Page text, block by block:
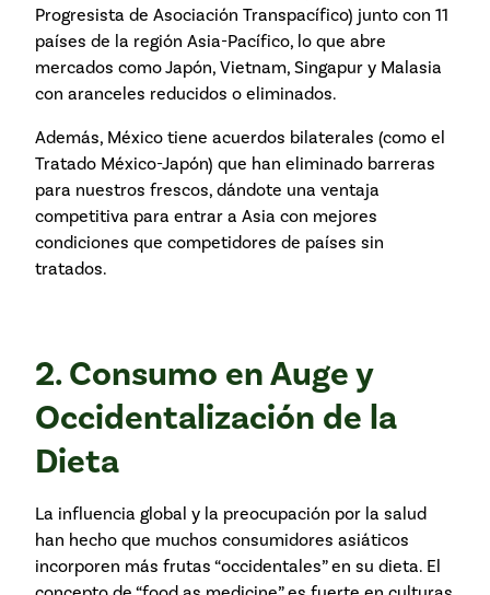
Progresista de Asociación Transpacífico) junto con 11
países de la región Asia-Pacífico, lo que abre
mercados como Japón, Vietnam, Singapur y Malasia
con aranceles reducidos o eliminados.
Además, México tiene acuerdos bilaterales (como el
Tratado México-Japón) que han eliminado barreras
para nuestros frescos, dándote una ventaja
competitiva para entrar a Asia con mejores
condiciones que competidores de países sin
tratados.
2. Consumo en Auge y
Occidentalización de la
Dieta
La influencia global y la preocupación por la salud
han hecho que muchos consumidores asiáticos
incorporen más frutas “occidentales” en su dieta. El